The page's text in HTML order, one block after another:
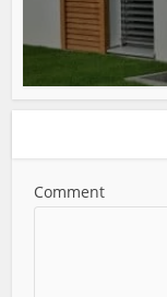
Comment